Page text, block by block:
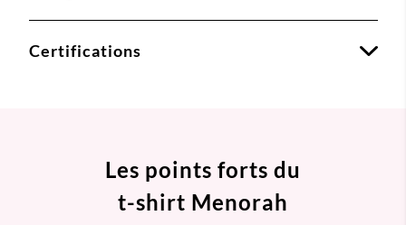
Certifications
Les points forts du
t-shirt Menorah